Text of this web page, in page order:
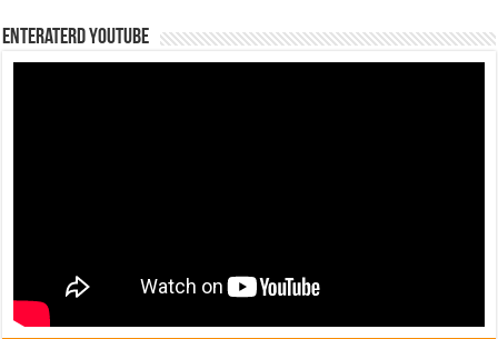
EnterateRD YOUTUBE